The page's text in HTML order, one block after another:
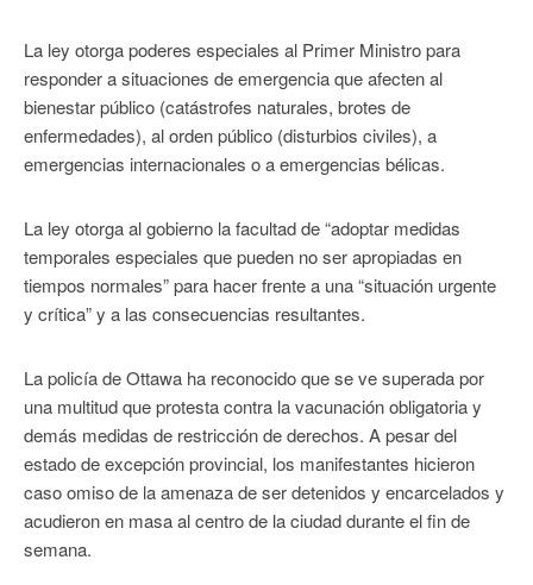
La ley otorga poderes especiales al Primer Ministro para
responder a situaciones de emergencia que afecten al
bienestar público (catástrofes naturales, brotes de
enfermedades), al orden público (disturbios civiles), a
emergencias internacionales o a emergencias bélicas.
La ley otorga al gobierno la facultad de “adoptar medidas
temporales especiales que pueden no ser apropiadas en
tiempos normales” para hacer frente a una “situación urgente
y crítica” y a las consecuencias resultantes.
La policía de Ottawa ha reconocido que se ve superada por
una multitud que protesta contra la vacunación obligatoria y
demás medidas de restricción de derechos. A pesar del
estado de excepción provincial, los manifestantes hicieron
caso omiso de la amenaza de ser detenidos y encarcelados y
acudieron en masa al centro de la ciudad durante el fin de
semana.